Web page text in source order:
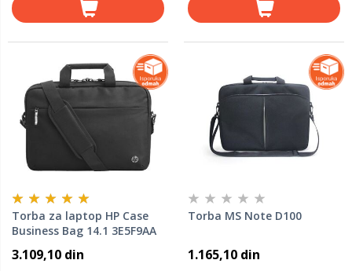
Torba za laptop HP Case
Business Bag 14.1 3E5F9AA
3.109,10 din
Torba MS Note D100
1.165,10 din